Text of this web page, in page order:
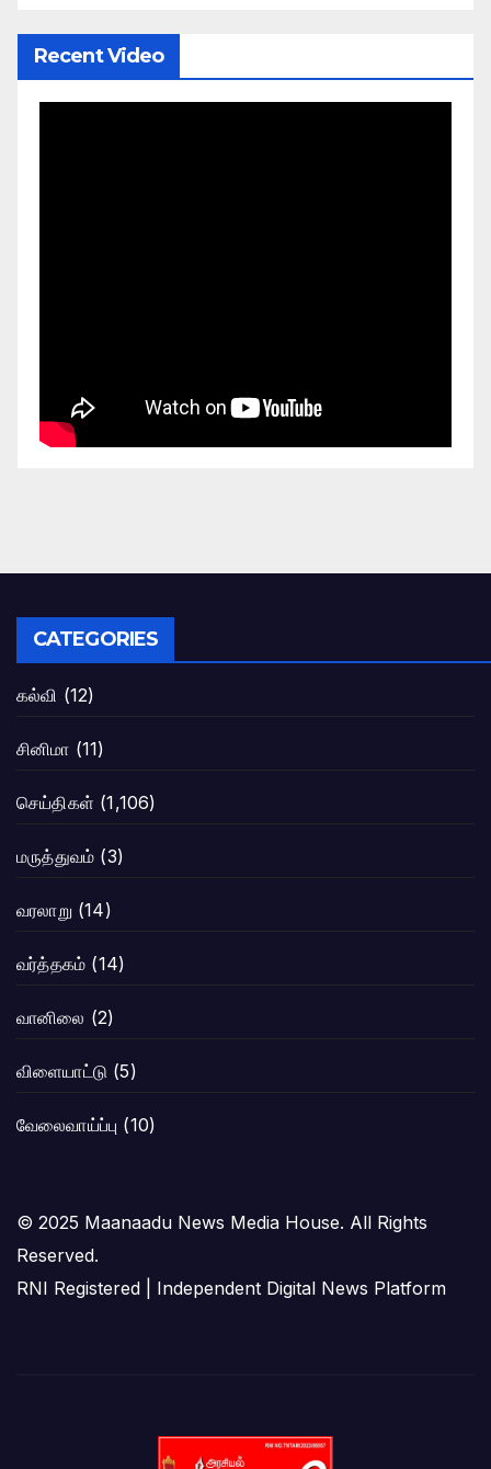
Recent Video
CATEGORIES
கல்வி (12)
சினிமா (11)
செய்திகள் (1,106)
மருத்துவம் (3)
வரலாறு (14)
வர்த்தகம் (14)
வானிலை (2)
விளையாட்டு (5)
வேலைவாய்ப்பு (10)
© 2025 Maanaadu News Media House. All Rights
Reserved.
RNI Registered | Independent Digital News Platform